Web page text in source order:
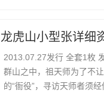
龙虎山小型张详细
2013.07.27发行 全套1枚
群山之中，祖天师为了不
的“衙役”，寻访天师者须经